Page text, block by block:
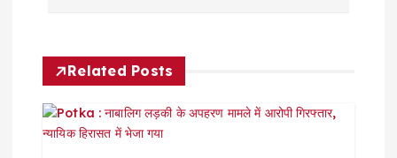
a
v
Related Posts